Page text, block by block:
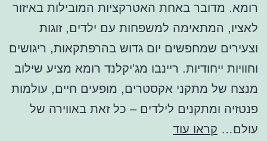
רומא. מדובר באחת האטרקציות המובילות באיזור
לאציו, המתאימה למשפחות עם ילדים, זוגות
וצעירים שמחפשים יום גדוש בהרפתקאות, ריגושים
וחוויות ייחודיות. ריינבו מג'יקלנד רומא מציע שילוב
מנצח של מתקני אקסטרים, מופעים חיים, עולמות
פנטזיה ומתקנים לילדים – כל זאת באווירה של
עולם… קראו עודריינבו